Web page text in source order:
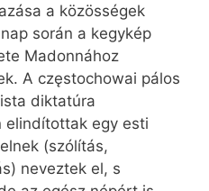
a közösségek
során a kegykép
Madonnához
A częstochowai pálos
diktatúra
elindítottak egy esti
(szólítás,
neveztek el, s